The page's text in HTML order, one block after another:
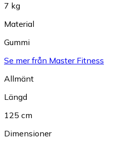
7 kg
Material
Gummi
Se mer från Master Fitness
Allmänt
Längd
125 cm
Dimensioner